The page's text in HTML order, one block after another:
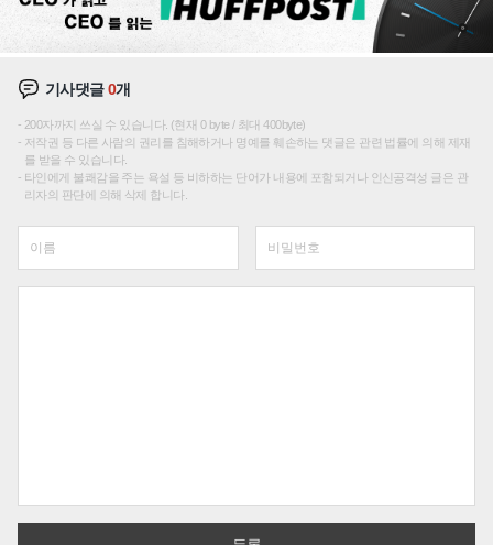
기사댓글0개
200자까지 쓰실 수 있습니다. (현재 0 byte / 최대 400byte)
저작권 등 다른 사람의 권리를 침해하거나 명예를 훼손하는 댓글은 관련 법률에 의해 제재
를 받을 수 있습니다.
타인에게 불쾌감을 주는 욕설 등 비하하는 단어가 내용에 포함되거나 인신공격성 글은 관
리자의 판단에 의해 삭제 합니다.